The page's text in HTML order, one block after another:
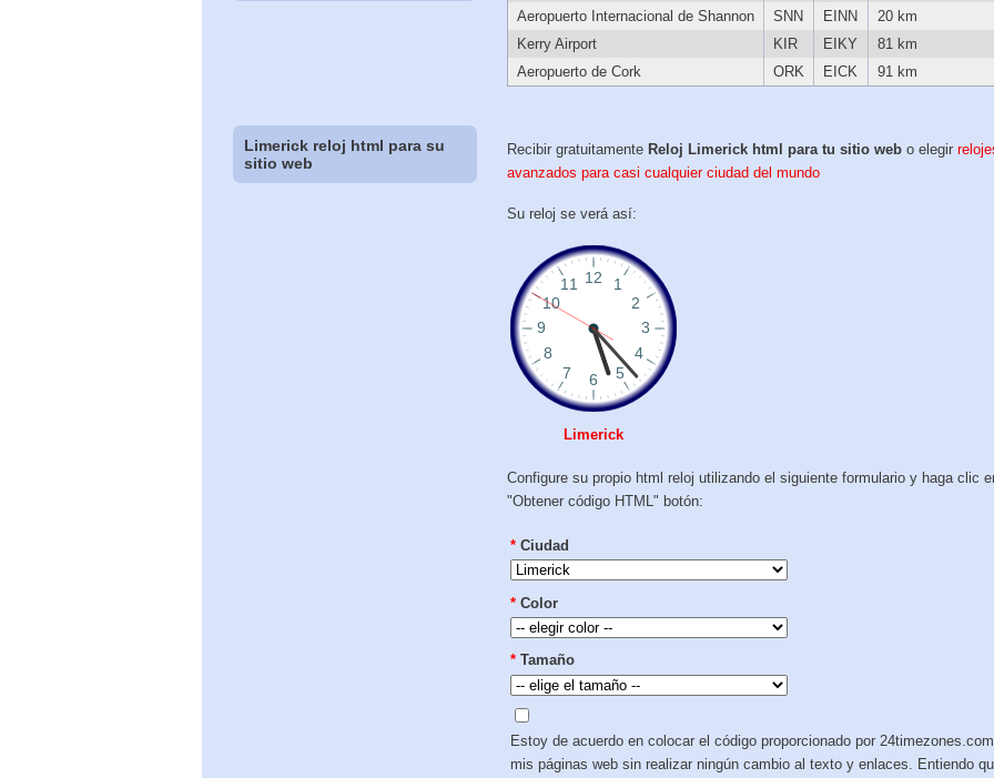
Aeropuerto Internacional de Shannon
SNN EINN
20 km
Kerry Airport
KIR EIKY
81 km
Aeropuerto de Cork
ORK EICK 91 km
Limerick reloj html para su
sitio web
Recibir gratuitamente Reloj Limerick html para tu sitio webo elegir
avanzados para casi cualquier ciudad del mundo
Su reloj se verá así:
Limerick
Configure su propio html reloj utilizando el siguiente formulario y haga clic
"Obtener código HTML" botón:
* Ciudad
* Color
* Tamaño
Estoy de acuerdo en colocar el código proporcionado por
mis páginas web sin realizar ningún cambio al texto y enlaces. Entiendo